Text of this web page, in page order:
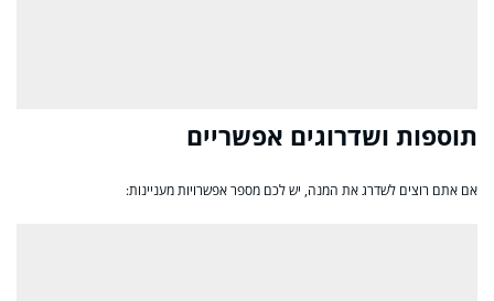
תוספות ושדרוגים אפשריים
אם אתם רוצים לשדרג את המנה, יש לכם מספר אפשרויות מעניינות: